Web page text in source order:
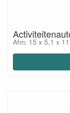
Afm: 15 x 5,1 x